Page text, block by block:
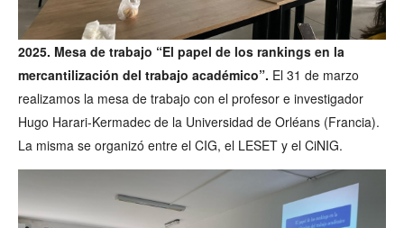
2025. Mesa de trabajo “El papel de los rankings en la
mercantilización del trabajo académico”. El 31 de marzo
realizamos la mesa de trabajo con el profesor e investigador
Hugo Harari-Kermadec de la Universidad de Orléans (Francia).
La misma se organizó entre el CIG, el LESET y el CiNIG.